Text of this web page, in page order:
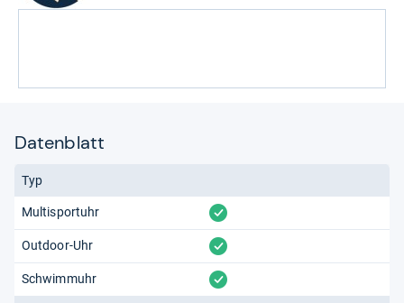
Datenblatt
Typ
Multisportuhr vorhanden
Outdoor-Uhr vorhanden
Schwimmuhr vorhanden